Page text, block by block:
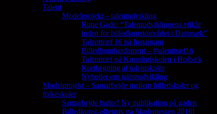
Talent
Modelprojekt – talentudvikling
Rune Gade: “Talentudviklingens vilkår
inden for billedkunstområdet i Danmark”
Talenttræf 16 på Instagram
Billedbombardement – #talenttræf16
Talenttræf på Kunsthøjskolen i Holbæk
Kortlægning af talentskoler
Nyheder om talentudvikling
Modelprojekt – Samarbejde mellem billedskoler og
folkeskoler
Samarbejde batter! Ny publikation på gaden
Billedkunst-offensiv på Skolemessen 2016!